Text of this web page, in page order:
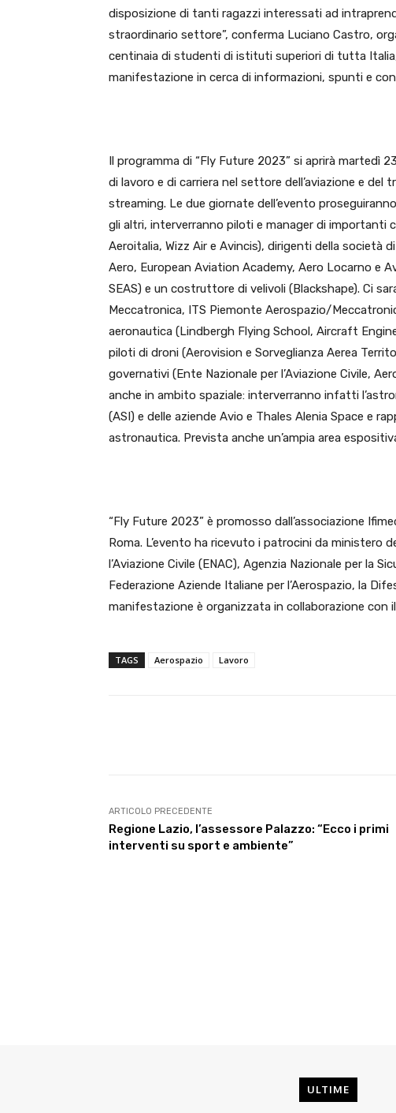
disposizione di tanti ragazzi interessati ad
straordinario settore”, conferma Luciano Castro,
centinaia di studenti di istituti superiori di tutta
manifestazione in cerca di informazioni, spunti e
Il programma di “Fly Future 2023” si aprirà martedì
di lavoro e di carriera nel settore dell’aviazione e
streaming. Le due giornate dell’evento
gli altri, interverranno piloti e manager di importanti
Aeroitalia, Wizz Air e Avincis), dirigenti della società
Aero, European Aviation Academy, Aero Locarno e
SEAS) e un costruttore di velivoli (Blackshape). Ci
Meccatronica, ITS Piemonte Aerospazio/
aeronautica (Lindbergh Flying School, Aircraft
piloti di droni (Aerovision e Sorveglianza Aerea
governativi (Ente Nazionale per l’Aviazione Civile,
anche in ambito spaziale: interverranno infatti
(ASI) e delle aziende Avio e Thales Alenia Space e
astronautica. Prevista anche un’ampia area
“Fly Future 2023” è promosso dall’associazione
Roma. L’evento ha ricevuto i patrocini da ministero
l’Aviazione Civile (ENAC), Agenzia Nazionale per la
Federazione Aziende Italiane per l’Aerospazio, la
manifestazione è organizzata in collaborazione con
TAGS Aerospazio Lavoro
ARTICOLO PRECEDENTE
Regione Lazio, l’assessore Palazzo: “Ecco i primi
interventi su sport e ambiente”
ULTIME